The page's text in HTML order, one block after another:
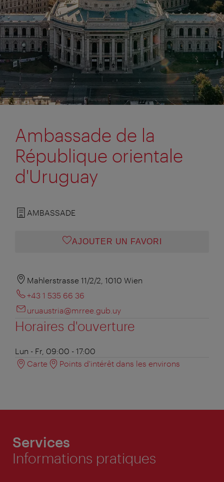
Ambassade de la
République orientale
d'Uruguay
AMBASSADE
AJOUTER UN FAVORI
Mahlerstrasse 11/2/2, 1010 Wien
+43 1 535 66 36
uruaustria@mrree.gub.uy
Horaires d'ouverture
Lun - Fr, 09:00 - 17:00
Carte
Points d'intérêt dans les environs
Services
Informations pratiques